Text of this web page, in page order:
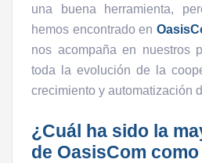
una buena herramienta,
hemos encontrado en
nos acompaña en nuestros
toda la evolución de la
crecimiento y automatización
¿Cuál ha sido la
de OasisCom